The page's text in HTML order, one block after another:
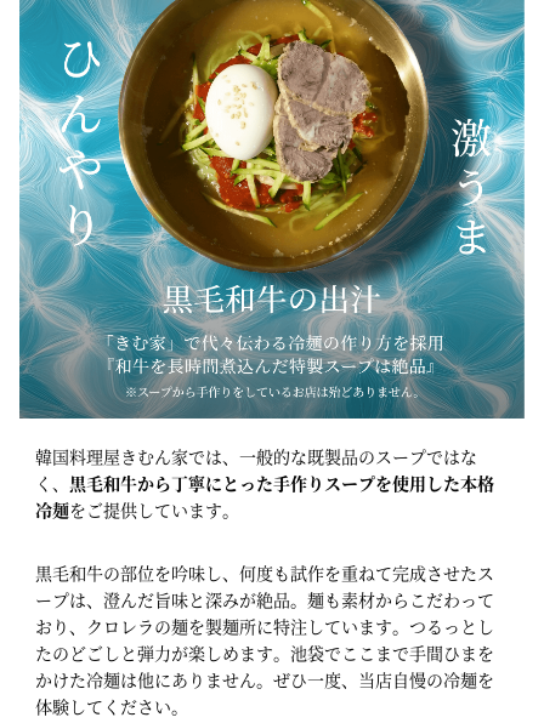
韓国料理屋きむん家では、一般的な既製品のスープではな
く、 黒毛和牛から丁寧にとった手作りスープを使用した本格
冷麺をご提供しています。
黒毛和牛の部位を吟味し、何度も試作を重ねて完成させたス
ープは、澄んだ旨味と深みが絶品。麺も素材からこだわって
おり、クロレラの麺を製麺所に特注しています。つるっとし
たのどごしと弾力が楽しめます。池袋でここまで手間ひまを
かけた冷麺は他にありません。ぜひ一度、当店自慢の冷麺を
体験してください。